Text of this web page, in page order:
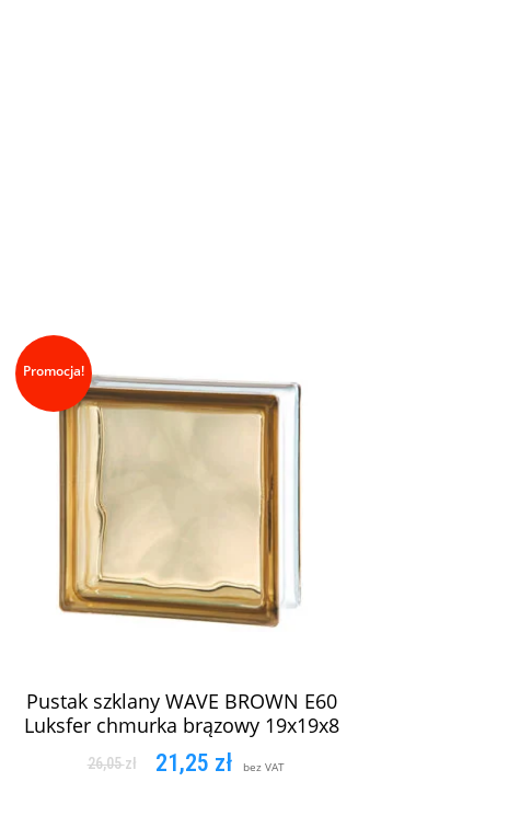
Promocja!
Pustak szklany WAVE BROWN E60
Luksfer chmurka brązowy 19x19x8
26,05zł 21,25 zł bez VAT